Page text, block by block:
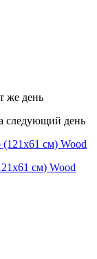
же день
следующий день
cм) Wood